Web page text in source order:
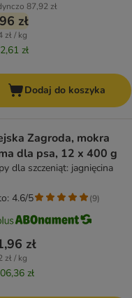
87,92 zł
zł
zł / kg
zł
Dodaj do koszyka
Zagroda, mokra
dla psa, 12 x 400 g
dla szczeniąt: jagnięcina
zł
zł / kg
zł
4.6/5 (9)